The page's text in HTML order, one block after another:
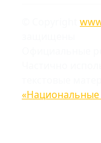
«Национальные